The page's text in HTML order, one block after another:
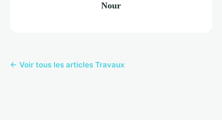
Nour
← Voir tous les articles Travaux